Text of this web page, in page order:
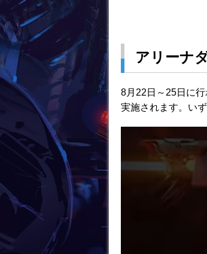
アリーナ
8月22日～25日に
実施されます。い